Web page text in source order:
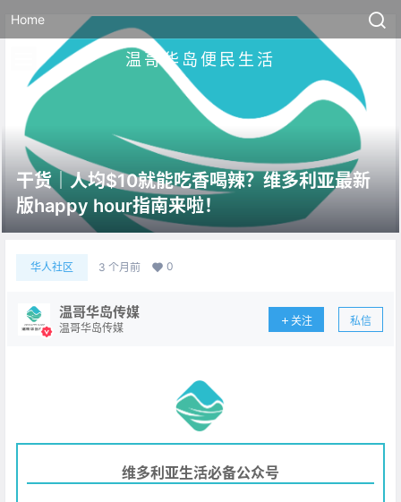
Home
温哥华岛便民生活
干货｜人均$10就能吃香喝辣？维多利亚最新
版happy hour指南来啦！
华人社区 3 个月前 0
温哥华岛传媒
温哥华岛传媒
关注 私信
维多利亚生活必备公众号